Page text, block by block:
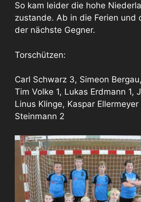
So kam leider die hohe
zustande. Ab in die Ferien und
der nächste Gegner.
Torschützen:
Carl Schwarz 3, Simeon
Tim Volke 1, Lukas Erdmann 1,
Linus Klinge, Kaspar Ellermeyer
Steinmann 2